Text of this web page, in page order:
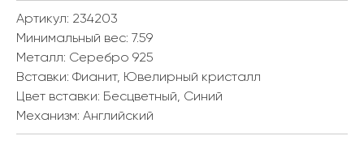
Артикул: 234203
Минимальный вес: 7.59
Металл: Серебро 925
Вставки: Фианит, Ювелирный кристалл
Цвет вставки: Бесцветный, Синий
Механизм: Английский